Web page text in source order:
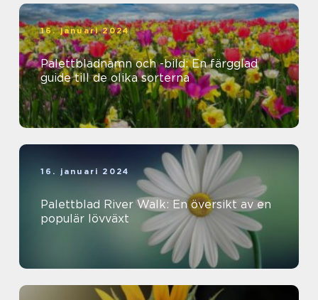
16. januari 2024
Palettbladnamn och -bild: En färgglad
guide till de olika sorterna
16. januari 2024
Palettblad River Walk: En översikt av en
populär lövväxt